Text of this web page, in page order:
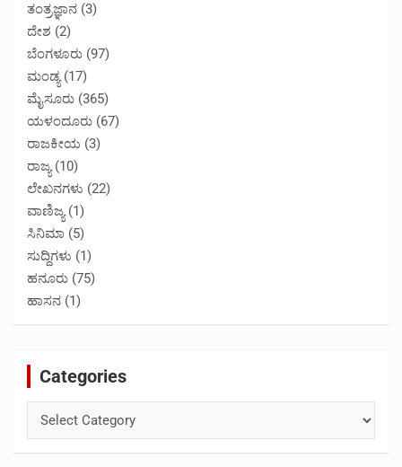
ತಂತ್ರಜ್ಞಾನ (3)
ದೇಶ (2)
ಬೆಂಗಳೂರು (97)
ಮಂಡ್ಯ(17)
ಮೈಸೂರು (365)
ಯಳಂದೂರು (67)
ರಾಜಕೀಯ (3)
ರಾಜ್ಯ(10)
ಲೇಖನಗಳು (22)
ವಾಣಿಜ್ಯ(1)
ಸಿನಿಮಾ (5)
ಸುದ್ದಿಗಳು (1)
ಹನೂರು (75)
ಹಾಸನ (1)
Categories